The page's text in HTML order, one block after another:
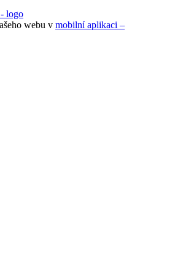
webu v mobilní aplikaci –